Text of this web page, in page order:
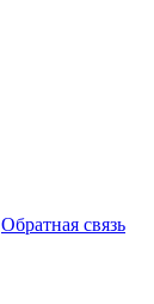
Обратная связь